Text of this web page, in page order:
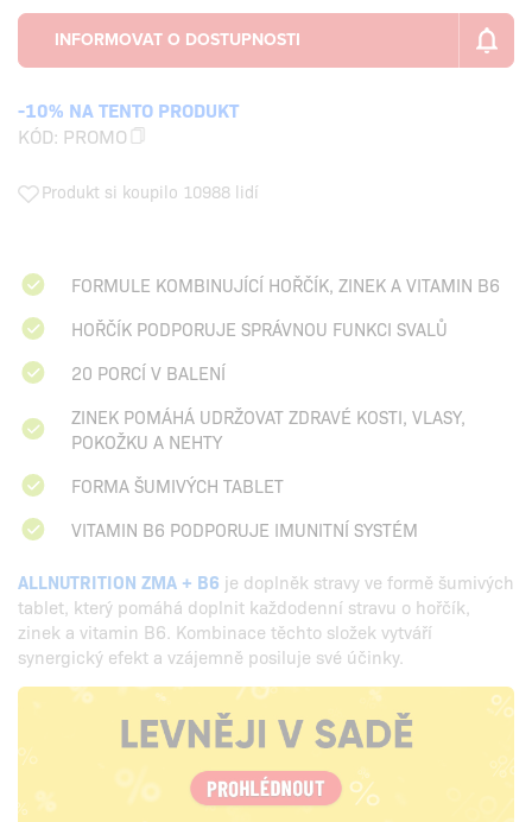
-10% NA TENTO PRODUKT
KÓD: PROMO
Produkt si koupilo 10988 lidí
FORMULE KOMBINUJÍCÍ HOŘČÍK, ZINEK A VITAMIN B6
HOŘČÍK PODPORUJE SPRÁVNOU FUNKCI SVALŮ
20 PORCÍ V BALENÍ
ZINEK POMÁHÁ UDRŽOVAT ZDRAVÉ KOSTI, VLASY,
POKOŽKU A NEHTY
FORMA ŠUMIVÝCH TABLET
VITAMIN B6 PODPORUJE IMUNITNÍ SYSTÉM
ALLNUTRITION ZMA + B6 je doplněk stravy ve formě šumivých
tablet, který pomáhá doplnit každodenní stravu o hořčík,
zinek a vitamin B6. Kombinace těchto složek vytváří
synergický efekt a vzájemně posiluje své účinky.